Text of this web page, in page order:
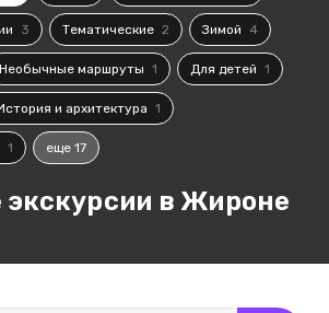
3 Тематические 2 Зимой 4
Необычные маршруты 1 Для детей 1
и архитектура 1
1 еще 17
в Жироне